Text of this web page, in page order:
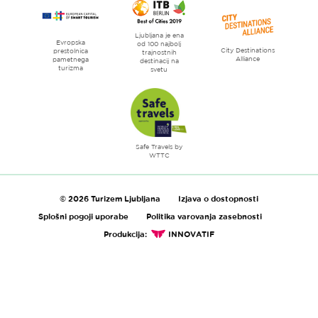
Evropska
prestolnica
pametnega
turizma
Ljubljana je ena
od 100 najbolj
trajnostnih
destinacij na
svetu
City Destinations
Alliance
Safe Travels by
WTTC
© 2026 Turizem Ljubljana
Izjava o dostopnosti
Splošni pogoji uporabe
Politika varovanja zasebnosti
Produkcija:
INNOVATIF